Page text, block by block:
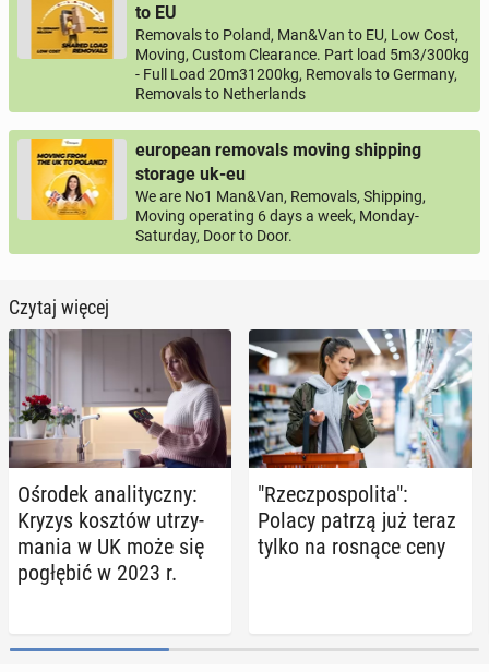
to EU
Removals to Poland, Man&Van to EU, Low Cost,
Moving, Custom Clearance. Part load 5m3/300kg
- Full Load 20m31200kg, Removals to Germany,
Removals to Netherlands
european removals moving shipping
storage uk-eu
We are No1 Man&Van, Removals, Shipping,
Moving operating 6 days a week, Monday-
Saturday, Door to Door.
Czytaj więcej
Ośrodek ana­li­tycz­ny:
Kryzys kosztów utrzy­
ma­nia w UK może się
po­głę­bić w 2023 r.
"Rzecz­po­spo­li­ta":
Polacy patrzą już teraz
tylko na rosnące ceny